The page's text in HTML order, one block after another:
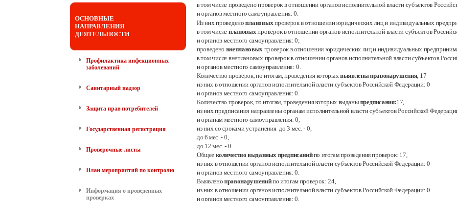
ОСНОВНЫЕ
НАПРАВЛЕНИЯ
ДЕЯТЕЛЬНОСТИ
Профилактика инфекционных
заболеваний
Санитарный надзор
Защита прав потребителей
Государственная регистрация
Проверочные листы
План мероприятий по контролю
Информация о проведенных
проверках
в том числе проведено проверок в отношении органов исполнительной власти субъектов
и органов местного самоуправления: 0.
Из них проведеноплановыхпроверок в отношении юридических лиц и индивидуальных
в том числе плановыхпроверок в отношении органов исполнительной власти субъектов
и органов местного самоуправления:0;
проведено внеплановых проверок в отношении юридических лиц и индивидуальных
в том числе внеплановых проверок в отношении органов исполнительной власти субъектов
и органов местного самоуправления: 0.
Количество проверок, по итогам, проведения которыхвыявлены правонарушения, 17
из них в отношении органов исполнительной власти субъектов Российской Федерации: 0
и органов местного самоуправления:0.
Количество проверок, по итогам, проведения которых выданыпредписания:17,
из них предписания направлены органам исполнительной власти субъектов Российской
и органам местного самоуправления:0,
из них со сроками устранения до 3 мес. - 0,
до 6мес.- 0,
до 12 мес.- 0.
Общее количество выданных предписанийпо итогам проведения проверок: 17,
из них в отношении органов исполнительной власти субъектов Российской Федерации: 0
и органов местного самоуправления:0.
Выявлено правонарушенийпо итогам проверок: 24,
из них в отношении органов исполнительной власти субъектов Российской Федерации: 0
и органов местного самоуправления:0.